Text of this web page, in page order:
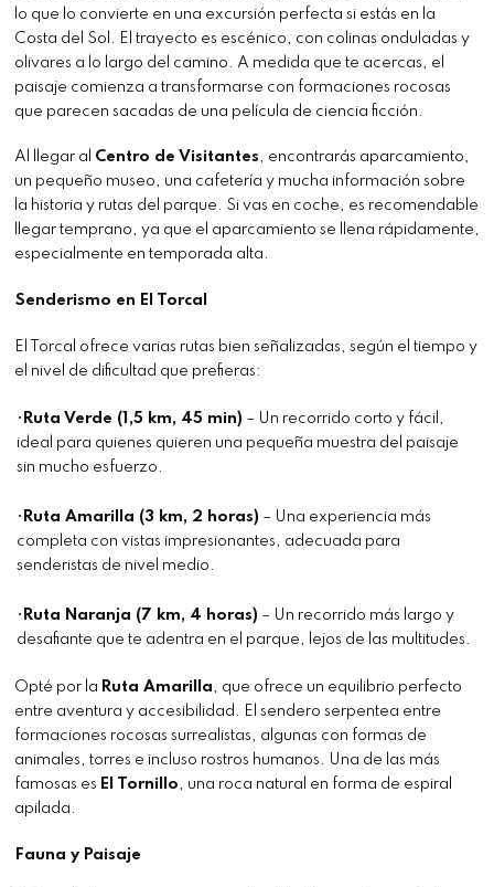
lo que lo convierte en una excursión perfecta si estás en la
Costa del Sol. El trayecto es escénico, con colinas onduladas y
olivares a lo largo del camino. A medida que te acercas, el
paisaje comienza a transformarse con formaciones rocosas
que parecen sacadas de una película de ciencia ficción.
Al llegar al Centro de Visitantes , encontrarás aparcamiento,
un pequeño museo, una cafetería y mucha información sobre
la historia y rutas del parque. Si vas en coche, es recomendable
llegar temprano, ya que el aparcamiento se llena rápidamente,
especialmente en temporada alta.
Senderismo en El Torcal
El Torcal ofrece varias rutas bien señalizadas, según el tiempo y
el nivel de dificultad que prefieras:
• Ruta Verde (1,5 km, 45 min) – Un recorrido corto y fácil,
ideal para quienes quieren una pequeña muestra del paisaje
sin mucho esfuerzo.
• Ruta Amarilla (3 km, 2 horas) – Una experiencia más
completa con vistas impresionantes, adecuada para
senderistas de nivel medio.
• Ruta Naranja (7 km, 4 horas) – Un recorrido más largo y
desafiante que te adentra en el parque, lejos de las multitudes.
Opté por la Ruta Amarilla , que ofrece un equilibrio perfecto
entre aventura y accesibilidad. El sendero serpentea entre
formaciones rocosas surrealistas, algunas con formas de
animales, torres e incluso rostros humanos. Una de las más
famosas es El Tornillo , una roca natural en forma de espiral
apilada.
Fauna y Paisaje